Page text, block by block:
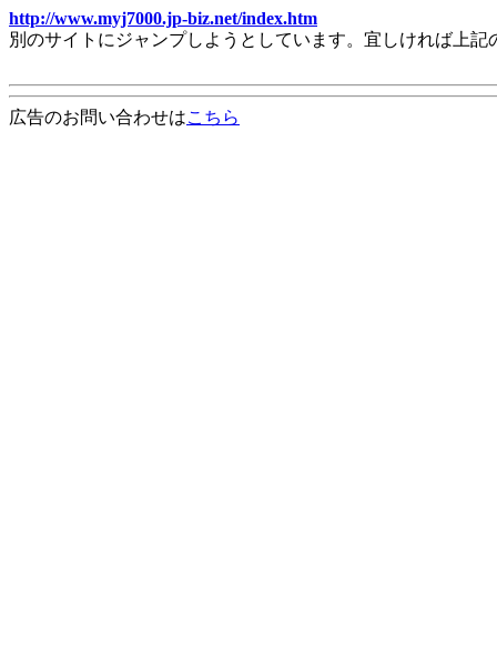
http://www.myj7000.jp-biz.net/index.htm
別のサイトにジャンプしようとしています。宜しければ上
広告のお問い合わせはこちら